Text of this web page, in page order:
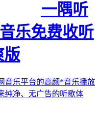
一隅听
乐免费收听
版
音乐平台的高颜*音乐播放
纯净、无广告的听歌体